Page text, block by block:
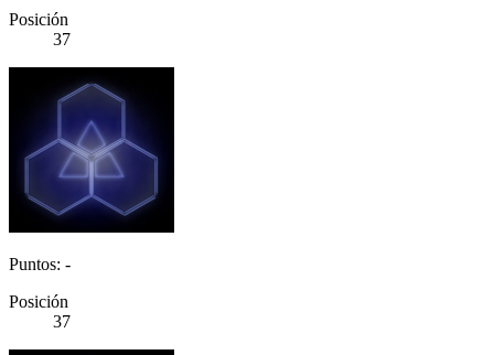
Posición
37
Puntos: -
Posición
37